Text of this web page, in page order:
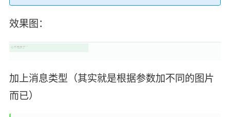
效果图：
加上消息类型（其实就是根据参数加不同的图片
而已）